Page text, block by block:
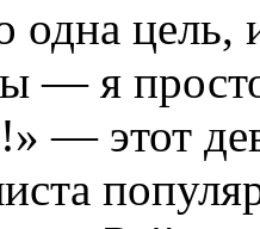
одна
— я
— этот